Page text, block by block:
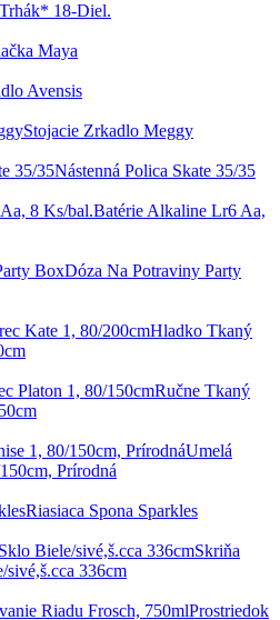
18-Diel.
Maya
Avensis
Stojacie Zrkadlo Meggy
Nástenná Polica Skate 35/35
Batérie Alkaline Lr6 Aa,
Dóza Na Potraviny Party
Hladko Tkaný
Ručne Tkaný
Umelá
Prírodná
Riasiaca Spona Sparkles
Skriňa
336cm
Prostriedok